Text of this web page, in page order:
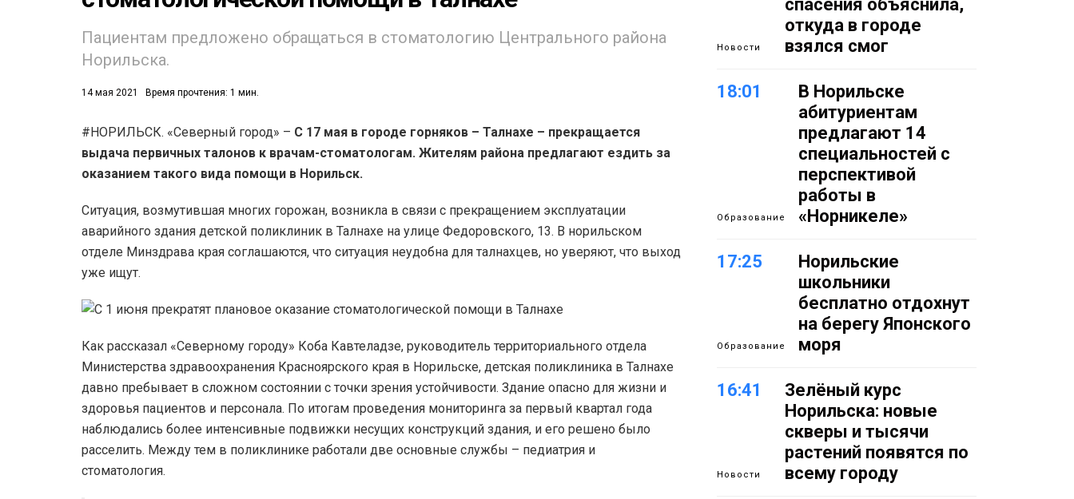
Пациентам предложено обращаться в стоматологию Центрального района
Норильска.
14 мая 2021 Время прочтения: 1 мин.
#НОРИЛЬСК. «Северный город» – С 17 мая в городе горняков – Талнахе – прекращается
выдача первичных талонов к врачам-стоматологам. Жителям района предлагают ездить за
оказанием такого вида помощи в Норильск.
Ситуация, возмутившая многих горожан, возникла в связи с прекращением эксплуатации
аварийного здания детской поликлиник в Талнахе на улице Федоровского, 13. В норильском
отделе Минздрава края соглашаются, что ситуация неудобна для талнахцев, но уверяют, что выход
уже ищут.
Как рассказал «Северному городу» Коба Кавтеладзе, руководитель территориального отдела
Министерства здравоохранения Красноярского края в Норильске, детская поликлиника в Талнахе
давно пребывает в сложном состоянии с точки зрения устойчивости. Здание опасно для жизни и
здоровья пациентов и персонала. По итогам проведения мониторинга за первый квартал года
наблюдались более интенсивные подвижки несущих конструкций здания, и его решено было
расселить. Между тем в поликлинике работали две основные службы – педиатрия и
стоматология.
Новости
спасения объяснила,
откуда в городе
взялся смог
18:01
Образование
В Норильске
абитуриентам
предлагают 14
специальностей с
перспективой
работы в
«Норникеле»
17:25
Образование
Норильские
школьники
бесплатно отдохнут
на берегу Японского
моря
16:41
Новости
Зелёный курс
Норильска: новые
скверы и тысячи
растений появятся по
всему городу